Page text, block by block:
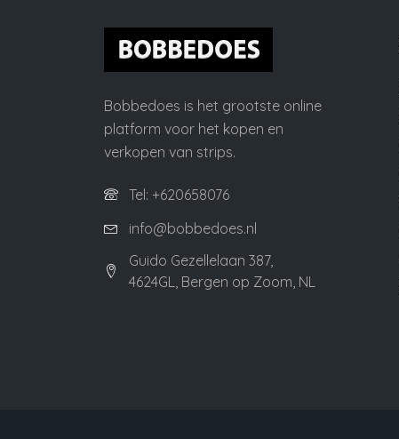
Bobbedoes is het grootste online
platform voor het kopen en
verkopen van strips.
Tel: +620658076
info@bobbedoes.nl
Guido Gezellelaan 387,
4624GL, Bergen op Zoom, NL